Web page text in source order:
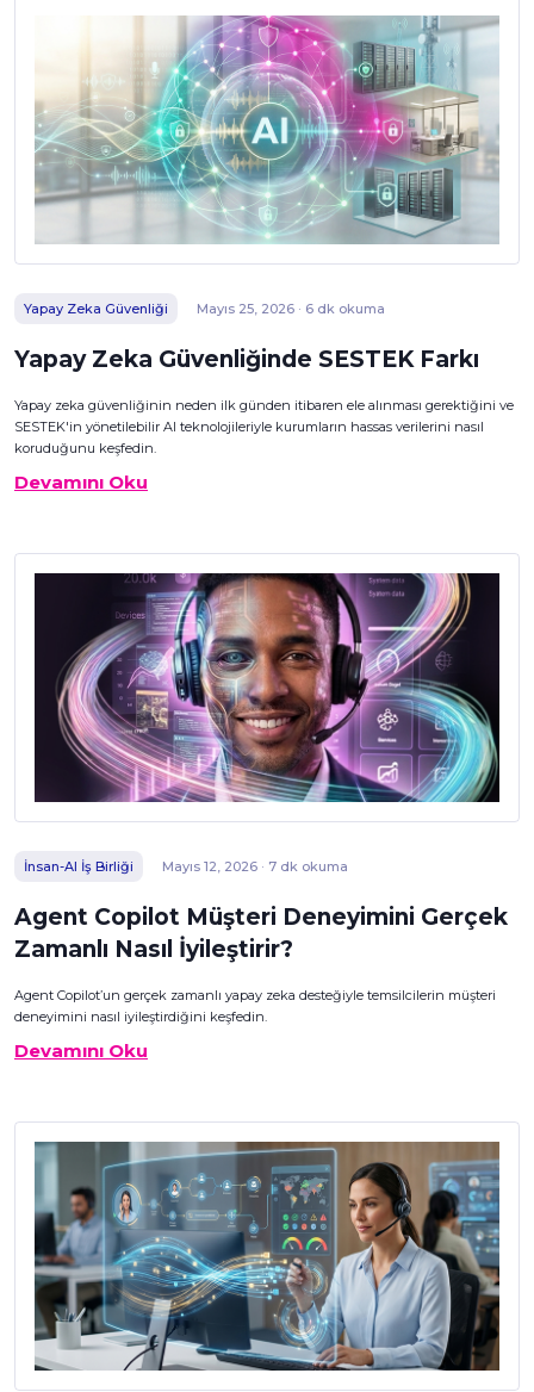
Yapay Zeka Güvenliği Mayıs 25, 2026 · 6 dk okuma
Yapay Zeka Güvenliğinde SESTEK Farkı
Yapay zeka güvenliğinin neden ilk günden itibaren ele alınması gerektiğini ve
SESTEK'in yönetilebilir AI teknolojileriyle kurumların hassas verilerini nasıl
koruduğunu keşfedin.
Devamını Oku
İnsan-AI İş Birliği Mayıs 12, 2026 · 7 dk okuma
Agent Copilot Müşteri Deneyimini Gerçek
Zamanlı Nasıl İyileştirir?
Agent Copilot’un gerçek zamanlı yapay zeka desteğiyle temsilcilerin müşteri
deneyimini nasıl iyileştirdiğini keşfedin.
Devamını Oku